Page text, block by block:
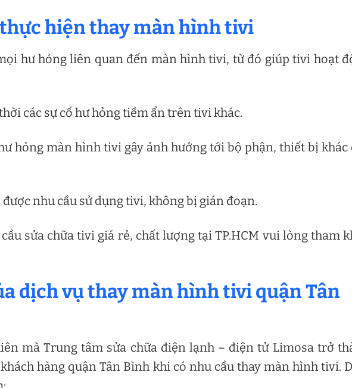
hiện thay màn hình tivi
hư hỏng liên quan đến màn hình tivi, từ đó giúp tivi hoạt
các sự cố hư hỏng tiềm ẩn trên tivi khác.
hỏng màn hình tivi gây ảnh hưởng tới bộ phận, thiết bị khác
nhu cầu sử dụng tivi, không bị gián đoạn.
sửa chữa tivi giá rẻ, chất lượng tại TP.HCM vui lòng tham
dịch vụ thay màn hình tivi quận Tân
mà Trung tâm sửa chữa điện lạnh – điện tử Limosa trở
hàng quận Tân Bình khi có nhu cầu thay màn hình tivi.